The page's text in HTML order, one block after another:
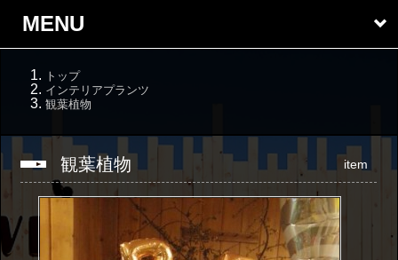
MENU
トップ
インテリアプランツ
観葉植物
観葉植物 item